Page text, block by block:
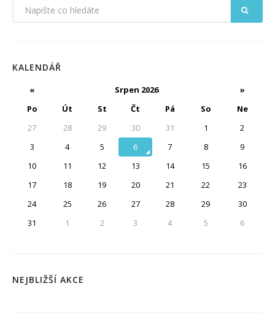
KALENDÁŘ
« Srpen 2026
»
Po
Út St Čt Pá So
Ne
27
28 29 30 31 1
2
3
4 5 6 7 8
9
10
11 12 13 14 15
16
17
18 19 20 21 22
23
24
25 26 27 28 29
30
31
1 2 3 4 5 6
NEJBLIŽŠÍ AKCE